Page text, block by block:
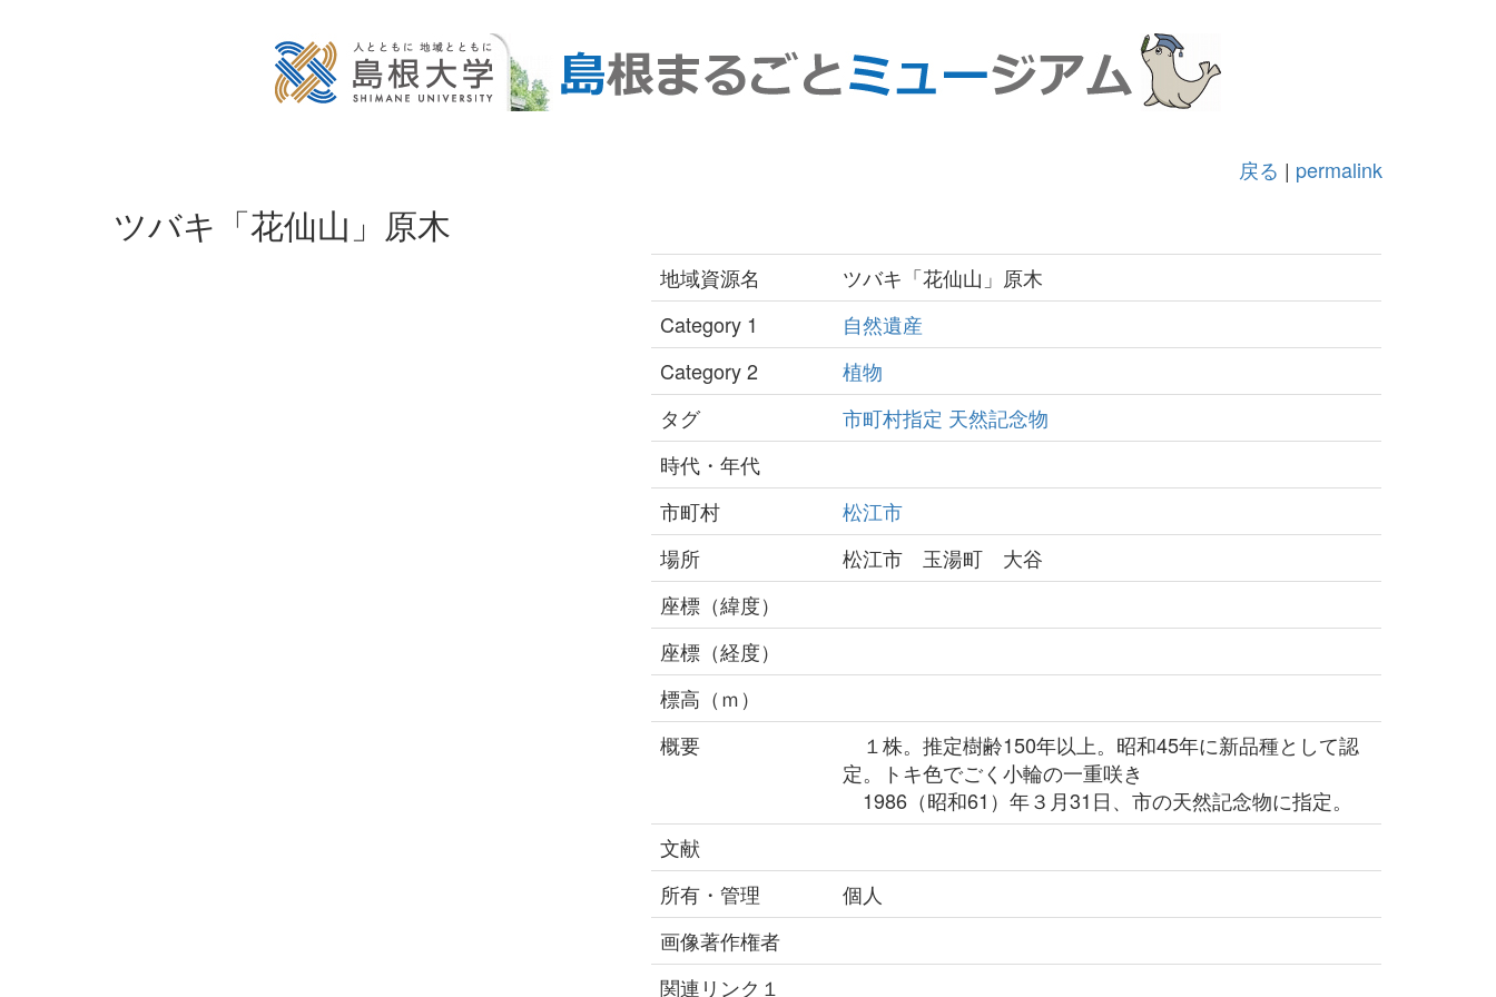
戻る | permalink
ツバキ「花仙山」原木
地域資源名
ツバキ「花仙山」原木
Category 1
自然遺産
Category 2
植物
タグ
市町村指定 天然記念物
時代・年代
市町村
松江市
場所
松江市 玉湯町 大谷
座標（緯度）
座標（経度）
標高（ｍ）
概要
１株。推定樹齢150年以上。昭和45年に新品種として認
定。トキ色でごく小輪の一重咲き
1986（昭和61）年３月31日、市の天然記念物に指定。
文献
所有・管理
個人
画像著作権者
関連リンク１